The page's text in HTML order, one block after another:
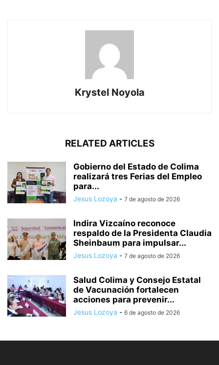
Krystel Noyola
RELATED ARTICLES
Gobierno del Estado de Colima
realizará tres Ferias del Empleo
para...
Jesus Lozoya - 7 de agosto de 2026
Indira Vizcaíno reconoce
respaldo de la Presidenta Claudia
Sheinbaum para impulsar...
Jesus Lozoya - 7 de agosto de 2026
Salud Colima y Consejo Estatal
de Vacunación fortalecen
acciones para prevenir...
Jesus Lozoya - 6 de agosto de 2026